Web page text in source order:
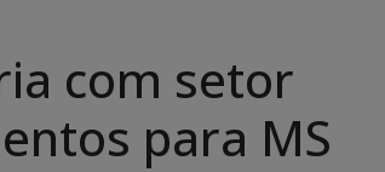
com setor
para MS